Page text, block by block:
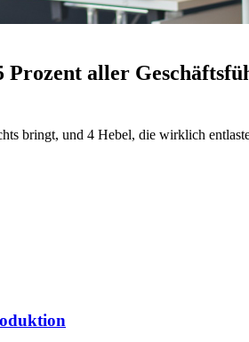
Prozent aller
bringt, und 4 Hebel, die wirklich